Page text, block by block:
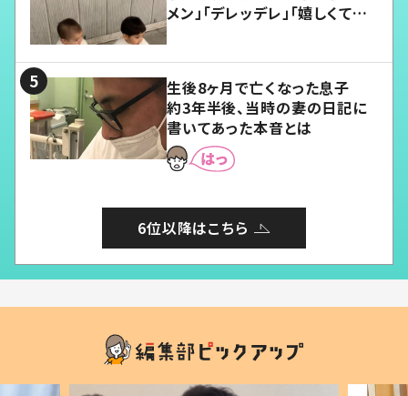
メン」「デレッデレ」「嬉しくて可
生後8ヶ月で亡くなった息子
約3年半後、当時の妻の日記に
書いてあった本音とは
6位以降はこちら